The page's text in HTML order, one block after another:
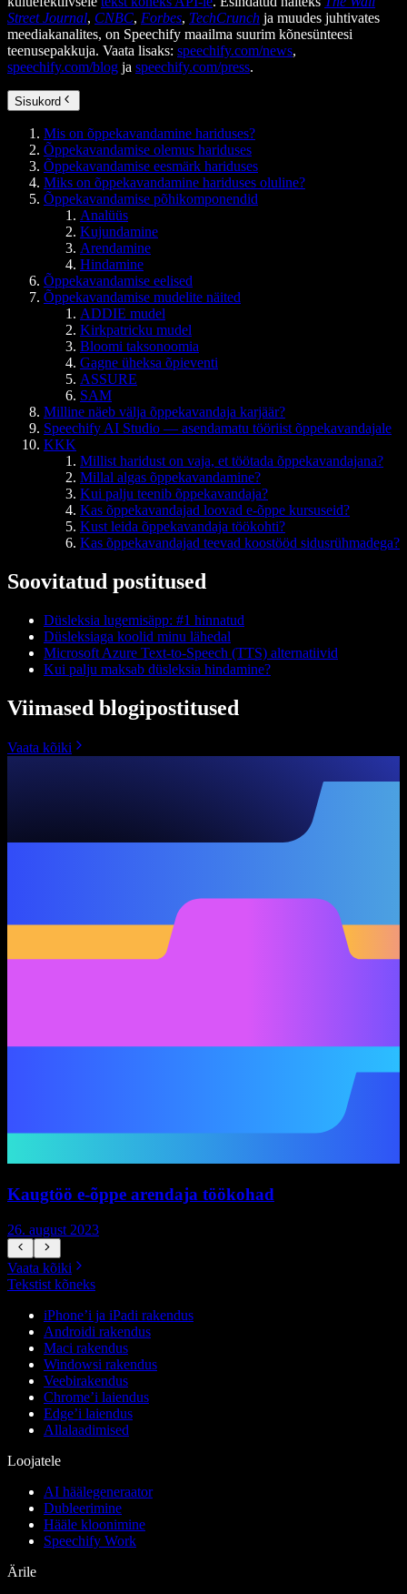
Street Journal, CNBC, Forbes, TechCrunch ja muudes juhtivates
meediakanalites, on Speechify maailma suurim kõnesünteesi
teenusepakkuja. Vaata lisaks: speechify.com/news,
speechify.com/blog ja speechify.com/press.
Sisukord
Mis on õppekavandamine hariduses?
Õppekavandamise olemus hariduses
Õppekavandamise eesmärk hariduses
Miks on õppekavandamine hariduses oluline?
Õppekavandamise põhikomponendid
Analüüs
Kujundamine
Arendamine
Hindamine
Õppekavandamise eelised
Õppekavandamise mudelite näited
ADDIE mudel
Kirkpatricku mudel
Bloomi taksonoomia
Gagne üheksa õpieventi
ASSURE
SAM
Milline näeb välja õppekavandaja karjäär?
Speechify AI Studio — asendamatu tööriist õppekavandajale
KKK
Millist haridust on vaja, et töötada õppekavandajana?
Millal algas õppekavandamine?
Kui palju teenib õppekavandaja?
Kas õppekavandajad loovad e-õppe kursuseid?
Kust leida õppekavandaja töökohti?
Kas õppekavandajad teevad koostööd sidusrühmadega?
Soovitatud postitused
Düsleksia lugemisäpp: #1 hinnatud
Düsleksiaga koolid minu lähedal
Microsoft Azure Text-to-Speech (TTS) alternatiivid
Kui palju maksab düsleksia hindamine?
Viimased blogipostitused
Vaata kõiki
Kaugtöö e-õppe arendaja töökohad
26. august 2023
Vaata kõiki
Tekstist kõneks
iPhone’i ja iPadi rakendus
Androidi rakendus
Maci rakendus
Windowsi rakendus
Veebirakendus
Chrome’i laiendus
Edge’i laiendus
Allalaadimised
Loojatele
AI häälegeneraator
Dubleerimine
Hääle kloonimine
Speechify Work
Ärile